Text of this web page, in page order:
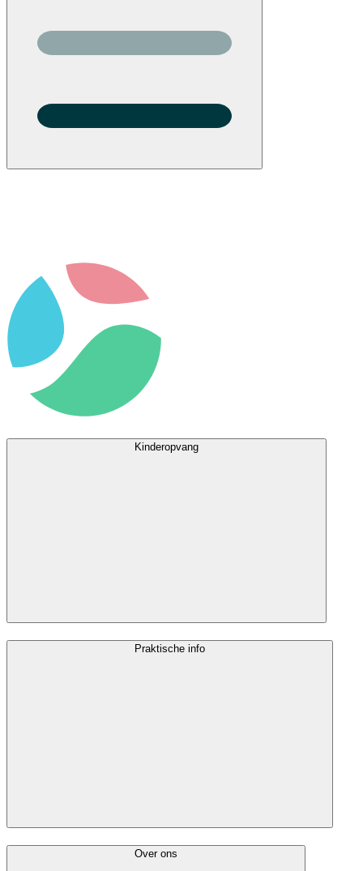
Kinderopvang
Praktische info
Over ons